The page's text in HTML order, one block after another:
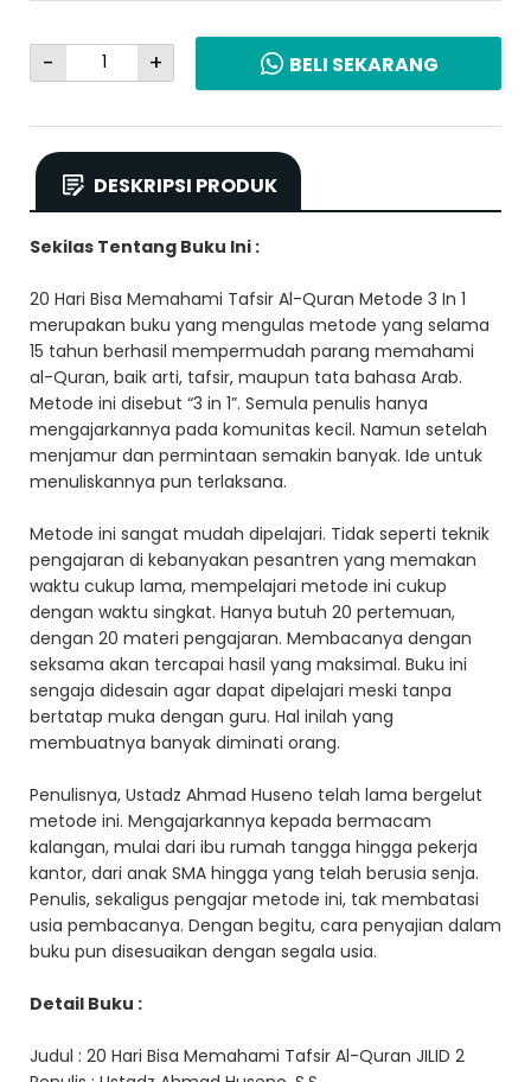
- + BELI SEKARANG
DESKRIPSI PRODUK
Sekilas Tentang Buku Ini :
20 Hari Bisa Memahami Tafsir Al-Quran Metode 3 In 1
merupakan buku yang mengulas metode yang selama
15 tahun berhasil mempermudah parang memahami
al-Quran, baik arti, tafsir, maupun tata bahasa Arab.
Metode ini disebut “3 in 1”. Semula penulis hanya
mengajarkannya pada komunitas kecil. Namun setelah
menjamur dan permintaan semakin banyak. Ide untuk
menuliskannya pun terlaksana.
Metode ini sangat mudah dipelajari. Tidak seperti teknik
pengajaran di kebanyakan pesantren yang memakan
waktu cukup lama, mempelajari metode ini cukup
dengan waktu singkat. Hanya butuh 20 pertemuan,
dengan 20 materi pengajaran. Membacanya dengan
seksama akan tercapai hasil yang maksimal. Buku ini
sengaja didesain agar dapat dipelajari meski tanpa
bertatap muka dengan guru. Hal inilah yang
membuatnya banyak diminati orang.
Penulisnya, Ustadz Ahmad Huseno telah lama bergelut
metode ini. Mengajarkannya kepada bermacam
kalangan, mulai dari ibu rumah tangga hingga pekerja
kantor, dari anak SMA hingga yang telah berusia senja.
Penulis, sekaligus pengajar metode ini, tak membatasi
usia pembacanya. Dengan begitu, cara penyajian dalam
buku pun disesuaikan dengan segala usia.
Detail Buku :
Judul : 20 Hari Bisa Memahami Tafsir Al-Quran JILID 2